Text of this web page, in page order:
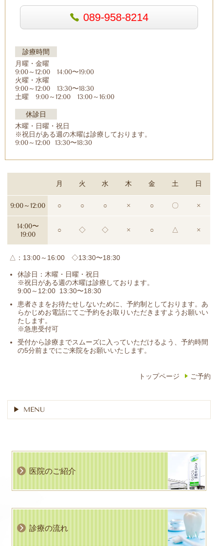
089-958-8214
診療時間
月曜・金曜
9:00～12:00 14:00〜19:00
火曜・水曜
9:00～12:00 13:30〜18:30
土曜 9:00～12:00 13:00～16:00
休診日
木曜・日曜・祝日
※祝日がある週の木曜は診療しております。
9:00～12:00 13:30〜18:30
月 火 水 木 金 土 日
9:00～12:00 ○ ○ ○ × ○ 〇 ×
14:00〜
19:00
○ ◇ ◇ × ○ △ ×
△：13:00～16:00 ◇13:30〜18:30
休診日：木曜・日曜・祝日
※祝日がある週の木曜は診療しております。
9:00～12:00 13:30〜18:30
患者さまをお待たせしないために、予約制としております。あ
らかじめお電話にてご予約をお取りいただきますようお願いい
たします。
※急患受付可
受付から診療までスムーズに入っていただけるよう、予約時間
の5分前までにご来院をお願いいたします。
トップページ ご予約
MENU
医院のご紹介
診療の流れ